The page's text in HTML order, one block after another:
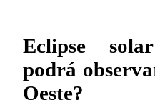
Eclipse
podrá
Oeste?